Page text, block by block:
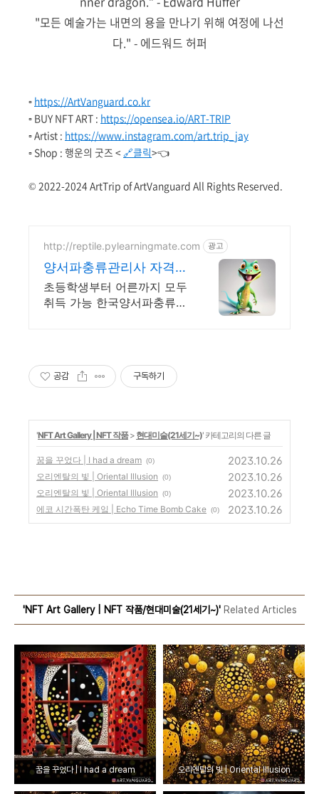
"모든 예술가는 내면의 용을 만나기 위해 여정에 나선
다." - 에드워드 허퍼
▫️ https://ArtVanguard.co.kr
▫️ BUY NFT ART : https://opensea.io/ART-TRIP
▫️ Artist : https://www.instagram.com/art.trip_jay
▫️ Shop : 행운의 굿즈 < 🔗클릭>👈
© 2022-2024 ArtTrip of ArtVanguard All Rights Reserved.
http://reptile.pylearningmate.com 광고
양서파충류관리사 자격증
추천
초등학생부터 어른까지 모두
취득 가능 한국양서파충류협
공감 구독하기
'NFT Art Gallery | NFT 작품> 현대미술(21세기~)' 카테고리의 다른 글
꿈을 꾸었다 | I had a dream (0) 2023.10.26
오리엔탈의 빛 | Oriental Illusion (0) 2023.10.26
오리엔탈의 빛 | Oriental Illusion (0) 2023.10.26
에코 시간폭탄 케잌 | Echo Time Bomb Cake (0) 2023.10.26
'NFT Art Gallery | NFT 작품/현대미술(21세기~)'Related Articles
꿈을 꾸었다 | I had a dream 오리엔탈의 빛 | Oriental Illusion